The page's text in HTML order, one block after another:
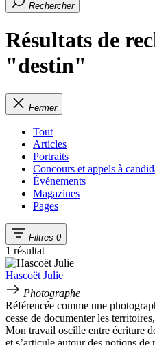
Rechercher
Résultats de
"destin"
Fermer
Tout
Articles
Portraits
Concours et appels à
Événements
Magazines
Pages
Filtres 0
1 résultat
Hascoët Julie
Photographe
Référencée comme une
cesse de documenter les
Mon travail oscille entre écriture
et s’articule autour des notions